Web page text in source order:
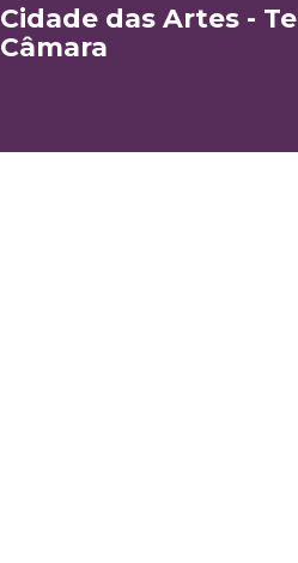
Cidade das Artes -
Câmara